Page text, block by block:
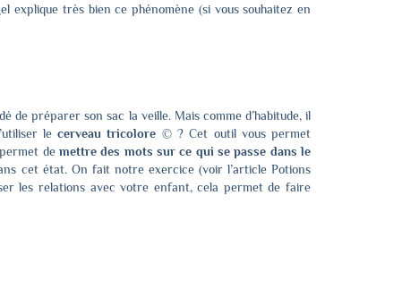
explique très bien ce phénomène (si vous souhaitez en
de préparer son sac la veille. Mais comme d’habitude, il
lecerveau tricolore © ? Cet outil vous permet
de mettre des mots sur ce qui se passe dans le
cet état. On fait notre exercice (voir l’articlePotions
les relations avec votre enfant, cela permet de faire